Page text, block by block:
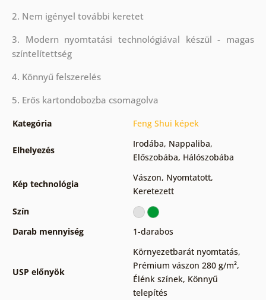
2. Nem igényel további keretet
3. Modern nyomtatási technológiával készül - magas
színtelítettség
4. Könnyű felszerelés
5. Erős kartondobozba csomagolva
Kategória Feng Shui képek
Elhelyezés
Irodába, Nappaliba,
Előszobába, Hálószobába
Kép technológia
Vászon, Nyomtatott,
Keretezett
Szín
Darab mennyiség
1-darabos
USP előnyök
Környezetbarát nyomtatás,
Prémium vászon 280 g/m²,
Élénk színek, Könnyű
telepítés